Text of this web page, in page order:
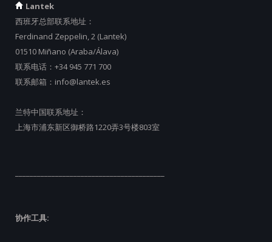
Lantek
西班牙总部联系地址：
Ferdinand Zeppelin, 2 (Lantek)
01510 Miñano (Araba/Álava)
联系电话： +34 945 771 700
联系邮箱： info@lantek.es
兰特中国联系地址：
上海市浦东新区御桥路1220弄3号楼803室
协作工具: